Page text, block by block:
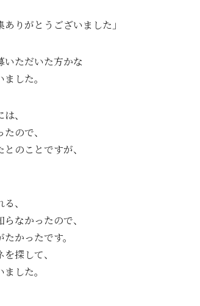
ありがと うございました」
いただいた方かな
した。
、
ので、
のことですが、
、
らなかったので、
かったです。
探して、
ました。